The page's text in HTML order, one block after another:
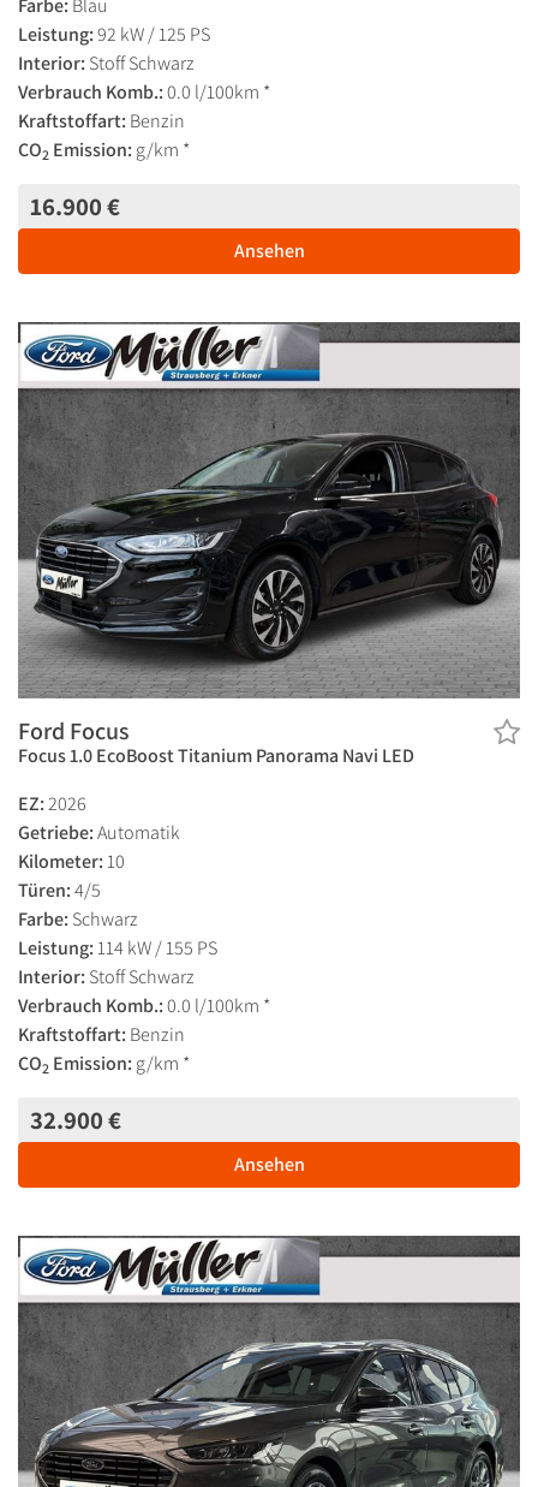
Leistung:92 kW / 125 PS
Interior: Stoff Schwarz
Verbrauch Komb.:0.0 l/100km *
Kraftstoffart: Benzin
CO2 Emission: g/km *
16.900 €
Ansehen
Ford Focus
Focus 1.0 EcoBoost Titanium Panorama Navi LED
EZ:2026
Getriebe:Automatik
Kilometer: 10
Türen:4/5
Farbe: Schwarz
Leistung: 114 kW / 155 PS
Interior: Stoff Schwarz
Verbrauch Komb.:0.0 l/100km *
Kraftstoffart: Benzin
CO2 Emission: g/km *
32.900 €
Ansehen